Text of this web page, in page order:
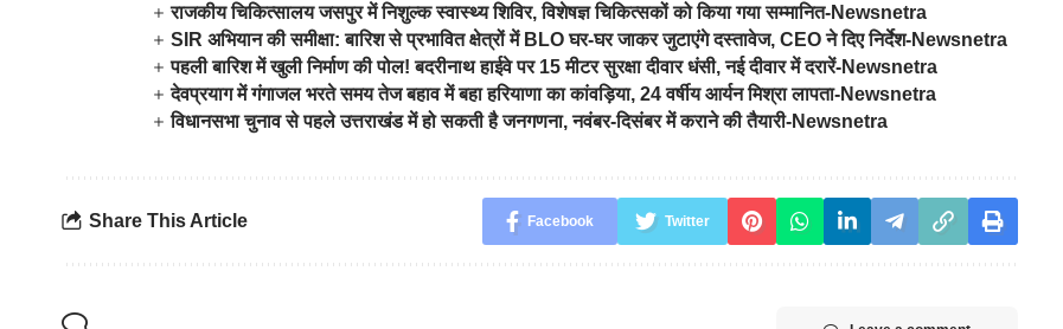
राजकीय चिकित्सालय जसपुर में निशुल्क स्वास्थ्य शिविर, विशेषज्ञ चिकित्सकों को किया गया सम्मानित-Newsnetra
SIR अभियान की समीक्षा: बारिश से प्रभावित क्षेत्रों में BLO घर-घर जाकर जुटाएंगे दस्तावेज, CEO ने दिए निर्देश-Newsnetra
पहली बारिश में खुली निर्माण की पोल! बदरीनाथ हाईवे पर 15 मीटर सुरक्षा दीवार धंसी, नई दीवार में दरारें-Newsnetra
देवप्रयाग में गंगाजल भरते समय तेज बहाव में बहा हरियाणा का कांवड़िया, 24 वर्षीय आर्यन मिश्रा लापता-Newsnetra
विधानसभा चुनाव से पहले उत्तराखंड में हो सकती है जनगणना, नवंबर-दिसंबर में कराने की तैयारी-Newsnetra
Share This Article Facebook Twitter